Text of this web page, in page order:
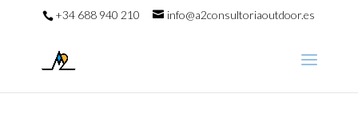
+34 688 940 210 info@a2consultoriaoutdoor.es